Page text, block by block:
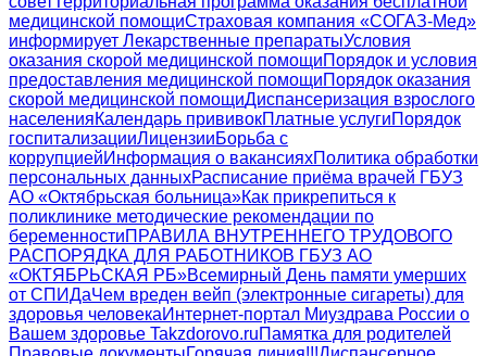
медицинской помощиСтраховая компания «СОГАЗ-Мед»
информирует Лекарственные препаратыУсловия
оказания скорой медицинской помощиПорядок и условия
предоставления медицинской помощиПорядок оказания
скорой медицинской помощиДиспансеризация взрослого
населенияКалендарь прививокПлатные услугиПорядок
госпитализацииЛицензииБорьба с
коррупциейИнформация о вакансияхПолитика обработки
персональных данныхРасписание приёма врачей ГБУЗ
АО «Октябрьская больница»Как прикрепиться к
поликлинике методические рекомендации по
беременностиПРАВИЛА ВНУТРЕННЕГО ТРУДОВОГО
РАСПОРЯДКА ДЛЯ РАБОТНИКОВ ГБУЗ АО
«ОКТЯБРЬСКАЯ РБ»Всемирный День памяти умерших
от СПИДаЧем вреден вейп (электронные сигареты) для
здоровья человекаИнтернет-портал Миyздрава России о
Вашем здоровье Takzdorovo.ruПамятка для родителей